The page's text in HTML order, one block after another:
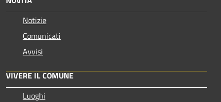
Notizie
Comunicati
Avvisi
VIVERE IL COMUNE
Luoghi